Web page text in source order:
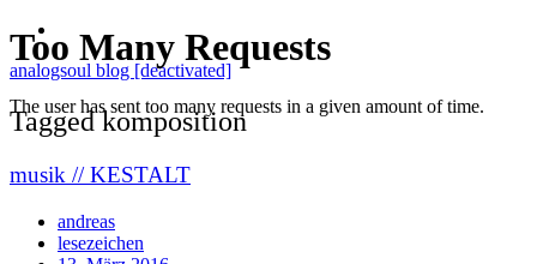
analogsoul blog [deactivated]
Tagged komposition
musik // KESTALT
andreas
lesezeichen